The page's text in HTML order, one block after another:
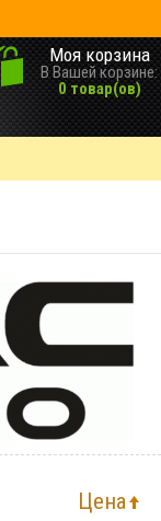
Моя корзина
В Вашей корзине:
0 товар(ов)
Цена